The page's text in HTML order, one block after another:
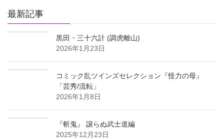
イ
ブ
最新記事
黒田・三十六計 (調虎離山)
2026年1月23日
コミック乱ツインズセレクション『怪力の母』
「芸秀/流転」
2026年1月8日
『斬鬼』 譲らぬ武士道編
2025年12月23日